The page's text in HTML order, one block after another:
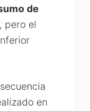
de
, pero el
en